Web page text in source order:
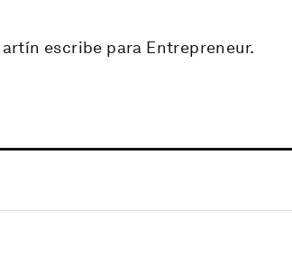
escribe para Entrepreneur.